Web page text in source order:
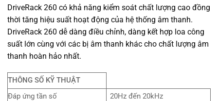
DriveRack 260 có khả năng kiểm soát chất lượng cao đồng
thời tăng hiệu suất hoạt động của hệ thống âm thanh.
DriveRack 260 dễ dàng điều chỉnh, dàng kết hợp loa công
suất lớn cùng với các bị âm thanh khác cho chất lượng âm
thanh hoàn hảo nhất.
THÔNG SỐ KỸ THUẬT
Đáp ứng tần số
20Hz đến 20kHz